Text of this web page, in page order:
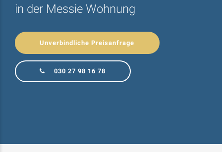
in der Messie Wohnung
Unverbindliche Preisanfrage
030 27 98 16 78